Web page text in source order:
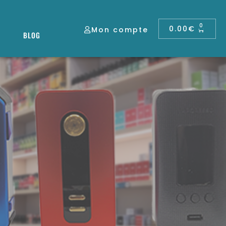
BLOG
Mon compte 0.00 € 0